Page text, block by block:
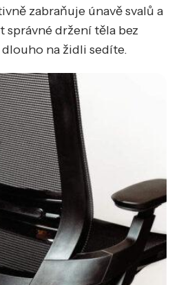
zabraňuje únavě svalů a
správné držení těla bez
na židli sedíte.